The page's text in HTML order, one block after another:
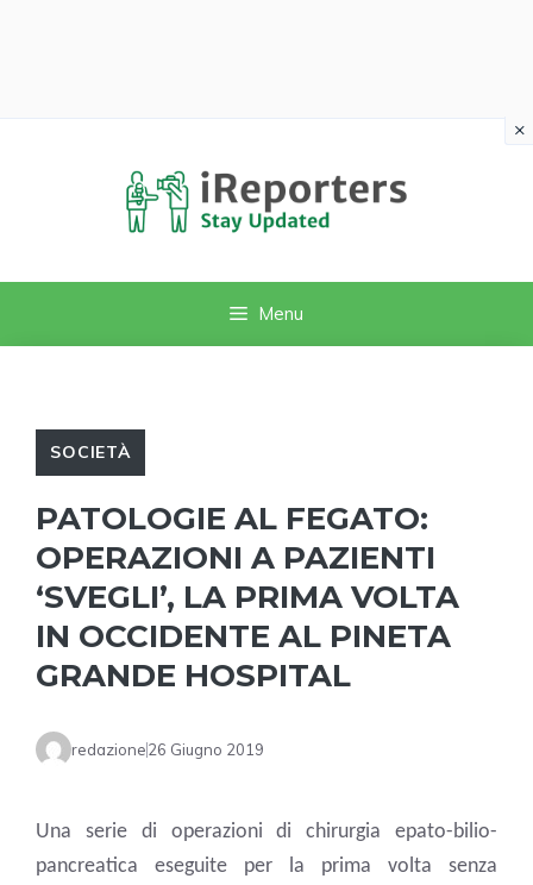
Menu
SOCIETÀ
PATOLOGIE AL FEGATO:
OPERAZIONI A PAZIENTI
‘SVEGLI’, LA PRIMA VOLTA
IN OCCIDENTE AL PINETA
GRANDE HOSPITAL
redazione26 Giugno 2019
Una serie di operazioni di chirurgia epato-bilio-
pancreatica eseguite per la prima volta senza
×